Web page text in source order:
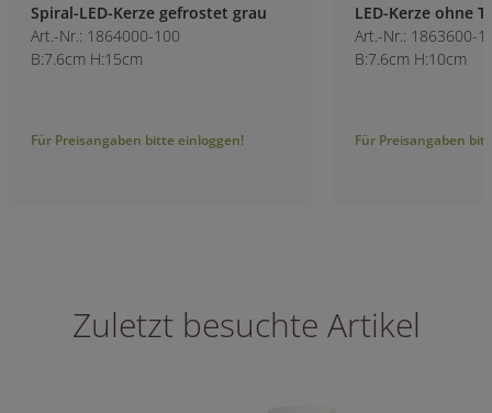
Spiral-LED-Kerze gefrostet grau
Art.-Nr.: 1864000-100
B:7.6cm H:15cm
Für Preisangaben bitte einloggen!
LED-Kerze ohne
Art.-Nr.: 1863600-
B:7.6cm H:10cm
Für Preisangaben
Zuletzt besuchte Artikel